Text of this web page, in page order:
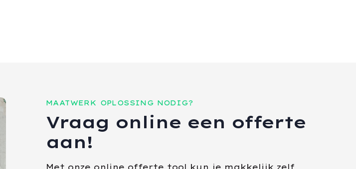
MAATWERK OPLOSSING NODIG?
Vraag online een offerte
aan!
Met onze online offerte tool kun je makkelijk zelf